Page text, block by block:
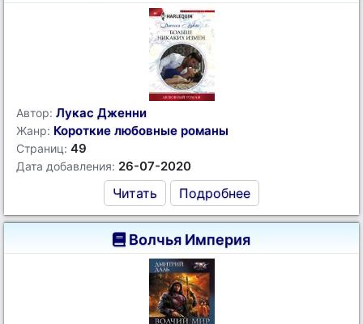
Автор: Лукас Дженни
Жанр: Короткие любовные романы
Страниц: 49
Дата добавления: 26-07-2020
Читать Подробнее
Волчья Империя